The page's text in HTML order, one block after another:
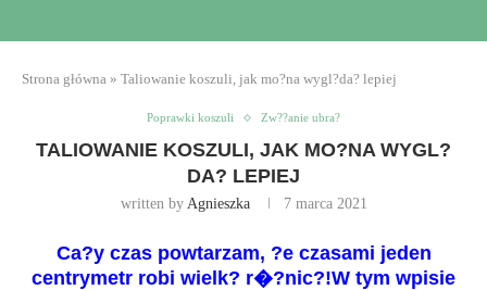
Strona główna » Taliowanie koszuli, jak mo?na wygl?da? lepiej
Poprawki koszuli Zw??anie ubra?
TALIOWANIE KOSZULI, JAK MO?NA WYGL?
DA? LEPIEJ
written by Agnieszka 7 marca 2021
Ca?y czas powtarzam, ?e czasami jeden
centrymetr robi wielk? r�?nic?!W tym wpisie